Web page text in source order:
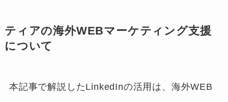
ティアの海外WEBマーケティング支援
について
本記事で解説したLinkedInの活用は、海外WEB